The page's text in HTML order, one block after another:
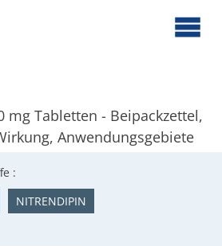
mg Tabletten - Beipackzettel,
Anwendungsgebiete
:
NITRENDIPIN